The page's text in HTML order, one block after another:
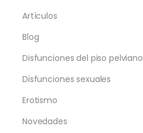
Artículos
Blog
Disfunciones del piso pelviano
Disfunciones sexuales
Erotismo
Novedades